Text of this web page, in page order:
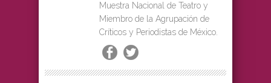
Muestra Nacional de Teatro y
Miembro de la Agrupación de
Críticos y Periodistas de México.